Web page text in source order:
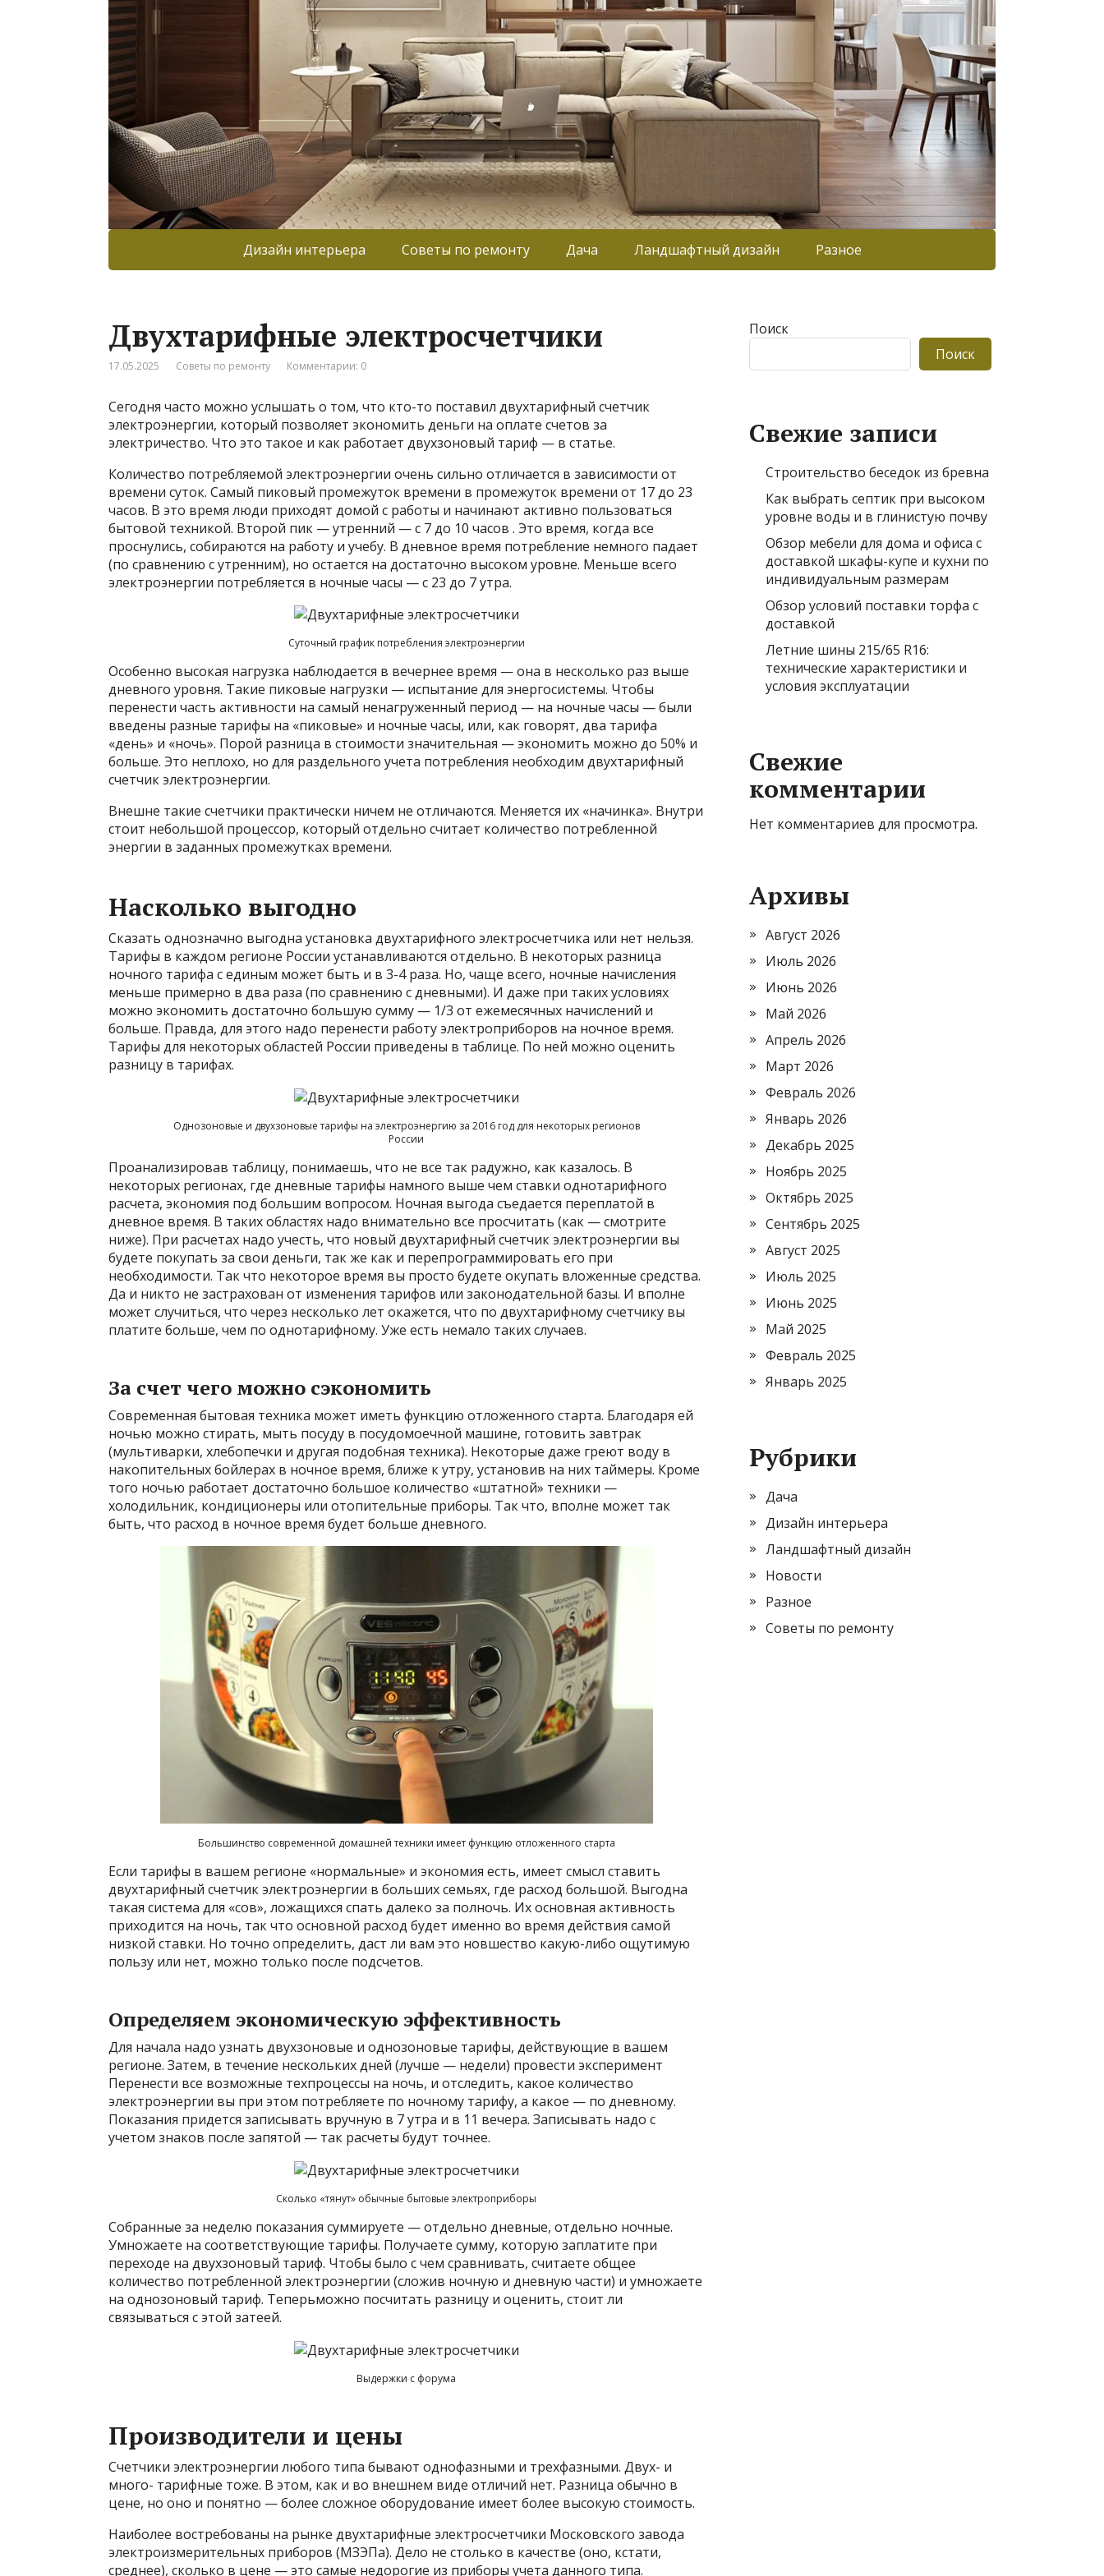
Дизайн интерьера Советы по ремонту Дача Ландшафтный дизайн Разное
Двухтарифные электросчетчики
17.05.2025 Советы по ремонту Комментарии: 0
Сегодня часто можно услышать о том, что кто-то поставил двухтарифный счетчик
электроэнергии, который позволяет экономить деньги на оплате счетов за
электричество. Что это такое и как работает двухзоновый тариф — в статье.
Количество потребляемой электроэнергии очень сильно отличается в зависимости от
времени суток. Самый пиковый промежуток времени в промежуток времени от 17 до 23
часов. В это время люди приходят домой с работы и начинают активно пользоваться
бытовой техникой. Второй пик — утренний — с 7 до 10 часов . Это время, когда все
проснулись, собираются на работу и учебу. В дневное время потребление немного падает
(по сравнению с утренним), но остается на достаточно высоком уровне. Меньше всего
электроэнергии потребляется в ночные часы — с 23 до 7 утра.
Суточный график потребления электроэнергии
Особенно высокая нагрузка наблюдается в вечернее время — она в несколько раз выше
дневного уровня. Такие пиковые нагрузки — испытание для энергосистемы. Чтобы
перенести часть активности на самый ненагруженный период — на ночные часы — были
введены разные тарифы на «пиковые» и ночные часы, или, как говорят, два тарифа
«день» и «ночь». Порой разница в стоимости значительная — экономить можно до 50% и
больше. Это неплохо, но для раздельного учета потребления необходим двухтарифный
счетчик электроэнергии.
Внешне такие счетчики практически ничем не отличаются. Меняется их «начинка». Внутри
стоит небольшой процессор, который отдельно считает количество потребленной
энергии в заданных промежутках времени.
Насколько выгодно
Сказать однозначно выгодна установка двухтарифного электросчетчика или нет нельзя.
Тарифы в каждом регионе России устанавливаются отдельно. В некоторых разница
ночного тарифа с единым может быть и в 3-4 раза. Но, чаще всего, ночные начисления
меньше примерно в два раза (по сравнению с дневными). И даже при таких условиях
можно экономить достаточно большую сумму — 1/3 от ежемесячных начислений и
больше. Правда, для этого надо перенести работу электроприборов на ночное время.
Тарифы для некоторых областей России приведены в таблице. По ней можно оценить
разницу в тарифах.
Однозоновые и двухзоновые тарифы на электроэнергию за 2016 год для некоторых регионов
России
Проанализировав таблицу, понимаешь, что не все так радужно, как казалось. В
некоторых регионах, где дневные тарифы намного выше чем ставки однотарифного
расчета, экономия под большим вопросом. Ночная выгода съедается переплатой в
дневное время. В таких областях надо внимательно все просчитать (как — смотрите
ниже). При расчетах надо учесть, что новый двухтарифный счетчик электроэнергии вы
будете покупать за свои деньги, так же как и перепрограммировать его при
необходимости. Так что некоторое время вы просто будете окупать вложенные средства.
Да и никто не застрахован от изменения тарифов или законодательной базы. И вполне
может случиться, что через несколько лет окажется, что по двухтарифному счетчику вы
платите больше, чем по однотарифному. Уже есть немало таких случаев.
За счет чего можно сэкономить
Современная бытовая техника может иметь функцию отложенного старта. Благодаря ей
ночью можно стирать, мыть посуду в посудомоечной машине, готовить завтрак
(мультиварки, хлебопечки и другая подобная техника). Некоторые даже греют воду в
накопительных бойлерах в ночное время, ближе к утру, установив на них таймеры. Кроме
того ночью работает достаточно большое количество «штатной» техники —
холодильник, кондиционеры или отопительные приборы. Так что, вполне может так
быть, что расход в ночное время будет больше дневного.
Большинство современной домашней техники имеет функцию отложенного старта
Если тарифы в вашем регионе «нормальные» и экономия есть, имеет смысл ставить
двухтарифный счетчик электроэнергии в больших семьях, где расход большой. Выгодна
такая система для «сов», ложащихся спать далеко за полночь. Их основная активность
приходится на ночь, так что основной расход будет именно во время действия самой
низкой ставки. Но точно определить, даст ли вам это новшество какую-либо ощутимую
пользу или нет, можно только после подсчетов.
Определяем экономическую эффективность
Для начала надо узнать двухзоновые и однозоновые тарифы, действующие в вашем
регионе. Затем, в течение нескольких дней (лучше — недели) провести эксперимент
Перенести все возможные техпроцессы на ночь, и отследить, какое количество
электроэнергии вы при этом потребляете по ночному тарифу, а какое — по дневному.
Показания придется записывать вручную в 7 утра и в 11 вечера. Записывать надо с
учетом знаков после запятой — так расчеты будут точнее.
Сколько «тянут» обычные бытовые электроприборы
Собранные за неделю показания суммируете — отдельно дневные, отдельно ночные.
Умножаете на соответствующие тарифы. Получаете сумму, которую заплатите при
переходе на двухзоновый тариф. Чтобы было с чем сравнивать, считаете общее
количество потребленной электроэнергии (сложив ночную и дневную части) и умножаете
на однозоновый тариф. Теперьможно посчитать разницу и оценить, стоит ли
связываться с этой затеей.
Выдержки с форума
Производители и цены
Счетчики электроэнергии любого типа бывают однофазными и трехфазными. Двух- и
много- тарифные тоже. В этом, как и во внешнем виде отличий нет. Разница обычно в
цене, но оно и понятно — более сложное оборудование имеет более высокую стоимость.
Наиболее востребованы на рынке двухтарифные электросчетчики Московского завода
электроизмерительных приборов (МЗЭПа). Дело не столько в качестве (оно, кстати,
среднее), сколько в цене — это самые недорогие из приборы учета данного типа.
Поиск
Поиск
Свежие записи
Строительство беседок из бревна
Как выбрать септик при высоком
уровне воды и в глинистую почву
Обзор мебели для дома и офиса с
доставкой шкафы-купе и кухни по
индивидуальным размерам
Обзор условий поставки торфа с
доставкой
Летние шины 215/65 R16:
технические характеристики и
условия эксплуатации
Свежие
комментарии
Нет комментариев для просмотра.
Архивы
Август 2026
Июль 2026
Июнь 2026
Май 2026
Апрель 2026
Март 2026
Февраль 2026
Январь 2026
Декабрь 2025
Ноябрь 2025
Октябрь 2025
Сентябрь 2025
Август 2025
Июль 2025
Июнь 2025
Май 2025
Февраль 2025
Январь 2025
Рубрики
Дача
Дизайн интерьера
Ландшафтный дизайн
Новости
Разное
Советы по ремонту